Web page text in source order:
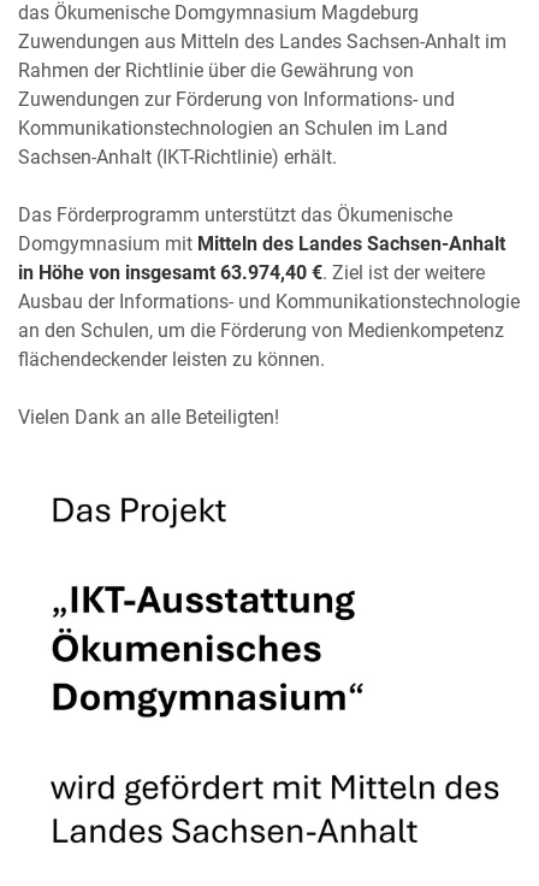
das Ökumenische Domgymnasium Magdeburg
Zuwendungen aus Mitteln des Landes Sachsen-Anhalt im
Rahmen der Richtlinie über die Gewährung von
Zuwendungen zur Förderung von Informations- und
Kommunikationstechnologien an Schulen im Land
Sachsen-Anhalt (IKT-Richtlinie) erhält.
Das Förderprogramm unterstützt das Ökumenische
Domgymnasium mit Mitteln des Landes Sachsen-Anhalt
in Höhe von insgesamt 63.974,40 €. Ziel ist der weitere
Ausbau der Informations- und Kommunikationstechnologie
an den Schulen, um die Förderung von Medienkompetenz
flächendeckender leisten zu können.
Vielen Dank an alle Beteiligten!